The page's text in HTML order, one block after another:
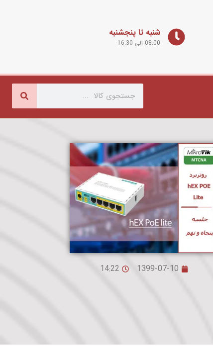
شنبه تا پنجشنبه
08:00 الی 16:30
1399-07-10
14:22